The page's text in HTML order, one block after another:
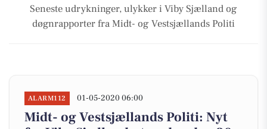
Seneste udrykninger, ulykker i Viby Sjælland og
døgnrapporter fra Midt- og Vestsjællands Politi
ALARM112 01-05-2020 06:00
Midt- og Vestsjællands Politi: Nyt